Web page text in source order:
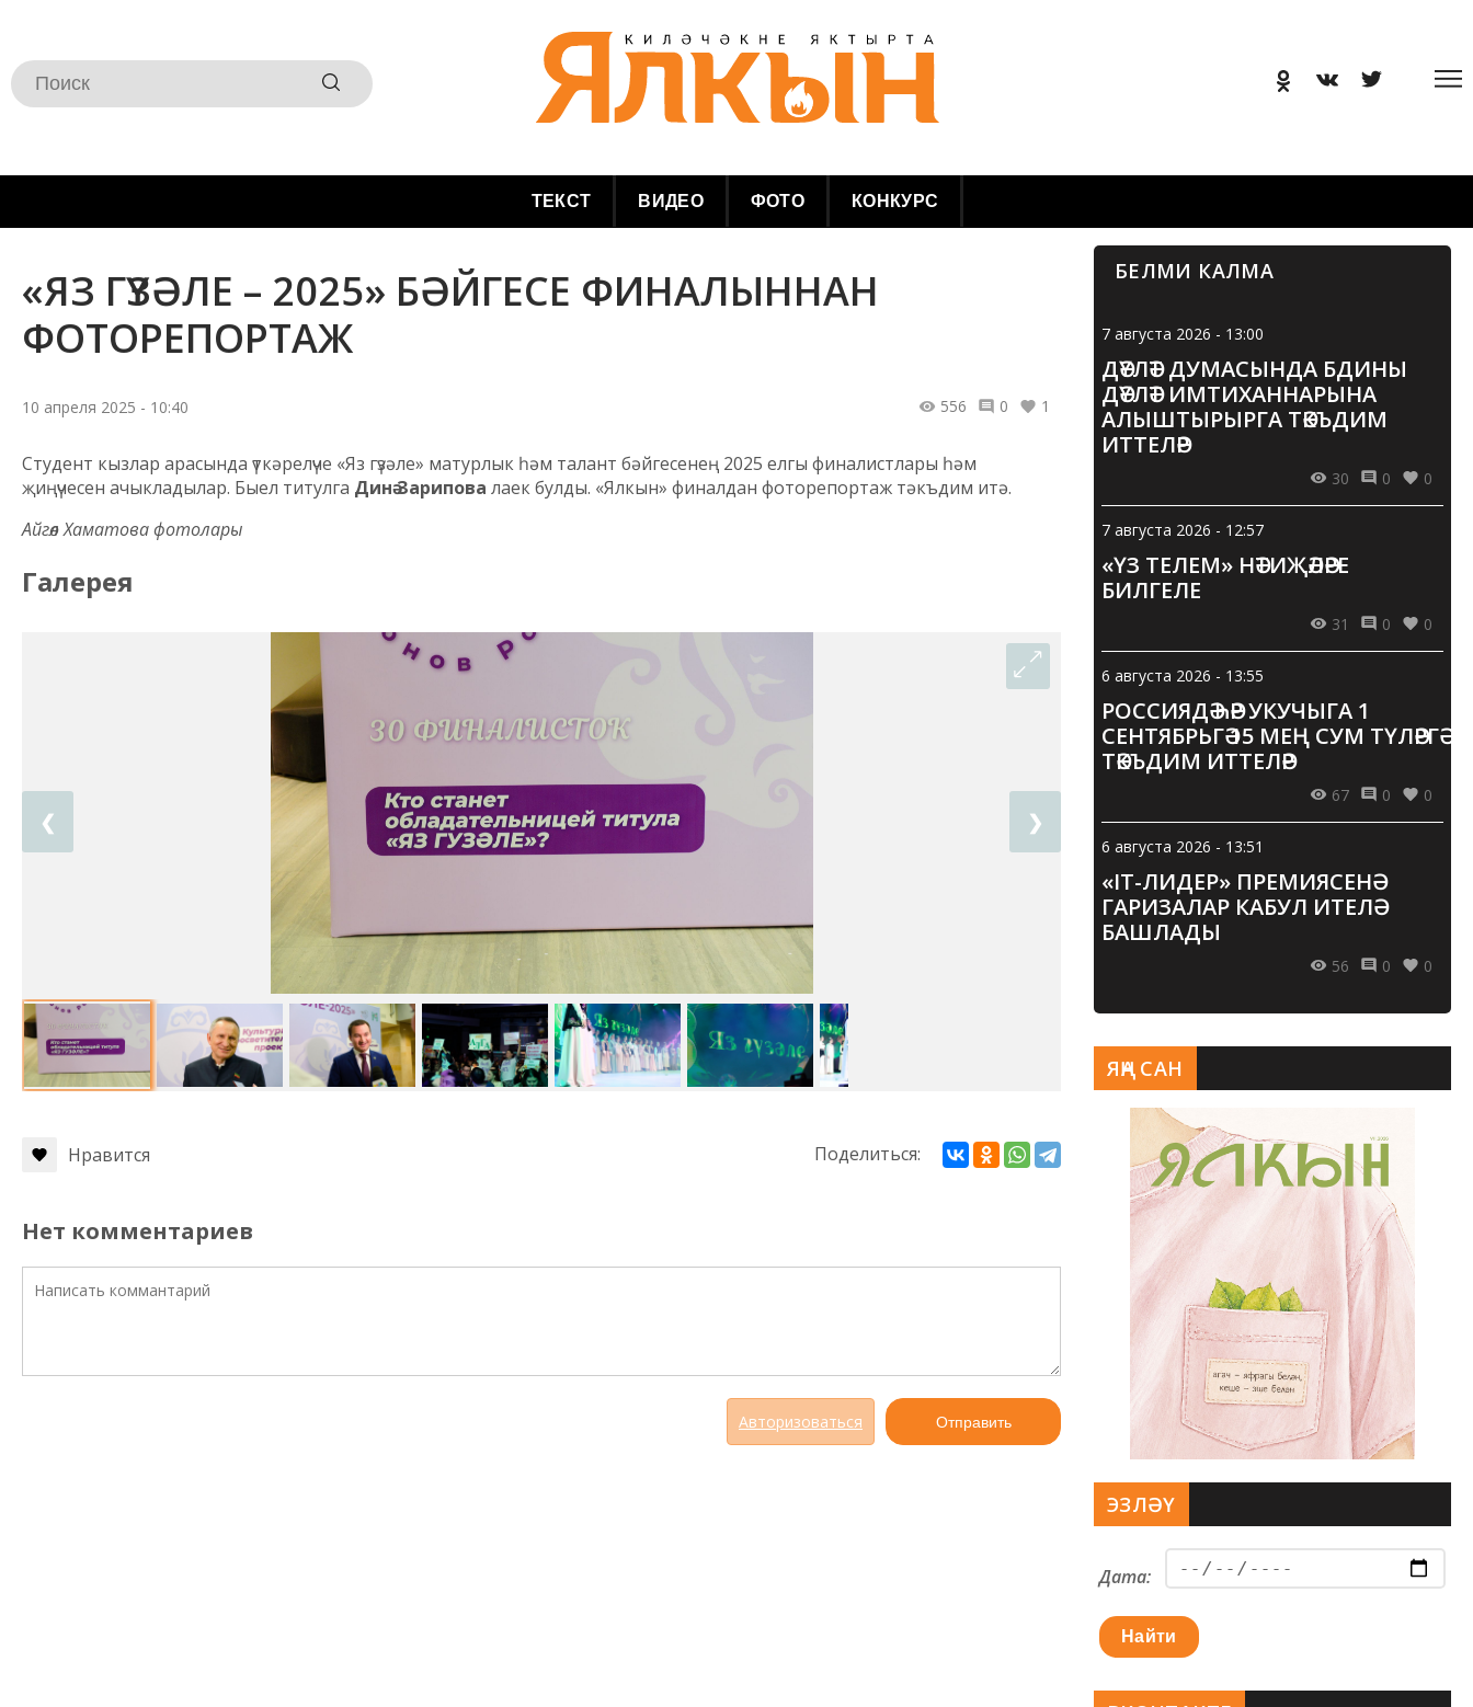
ТЕКСТ ВИДЕО ФОТО КОНКУРС
«ЯЗ ГҮЗӘЛЕ – 2025» БӘЙГЕСЕ ФИНАЛЫННАН
ФОТОРЕПОРТАЖ
10 апреля 2025 - 10:40 556 0 1
Студент кызлар арасында үткәрелүче «Яз гүзәле» матурлык һәм талант бәйгесенең 2025 елгы финалистлары һәм
җиңүчесен ачыкладылар. Быел титулга Динә Зарипова лаек булды. «Ялкын» финалдан фоторепортаж тәкъдим итә.
Айгөл Хаматова фотолары
Галерея
❮ ❯
Нравится Поделиться:
Нет комментариев
Авторизоваться Отправить
БЕЛМИ КАЛМА
7 августа 2026 - 13:00
ДӘҮЛӘТ ДУМАСЫНДА БДИНЫ
ДӘҮЛӘТ ИМТИХАННАРЫНА
АЛЫШТЫРЫРГА ТӘКЪДИМ
ИТТЕЛӘР
30 0 0
7 августа 2026 - 12:57
«ҮЗ ТЕЛЕМ» НӘТИҖӘЛӘРЕ
БИЛГЕЛЕ
31 0 0
6 августа 2026 - 13:55
РОССИЯДӘ ҺӘР УКУЧЫГА 1
СЕНТЯБРЬГӘ 15 МЕҢ СУМ ТҮЛӘРГӘ
ТӘКЪДИМ ИТТЕЛӘР
67 0 0
6 августа 2026 - 13:51
«IT-ЛИДЕР» ПРЕМИЯСЕНӘ
ГАРИЗАЛАР КАБУЛ ИТЕЛӘ
БАШЛАДЫ
56 0 0
ЯҢА САН
ЭЗЛӘҮ
Дата:
Найти